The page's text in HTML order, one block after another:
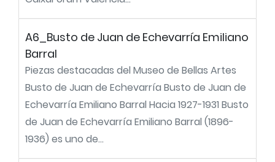
A6_Busto de Juan de Echevarría Emiliano
Barral
Piezas destacadas del Museo de Bellas Artes
Busto de Juan de Echevarría Busto de Juan de
Echevarría Emiliano Barral Hacia 1927-1931 Busto
de Juan de Echevarría Emiliano Barral (1896-
1936) es uno de...